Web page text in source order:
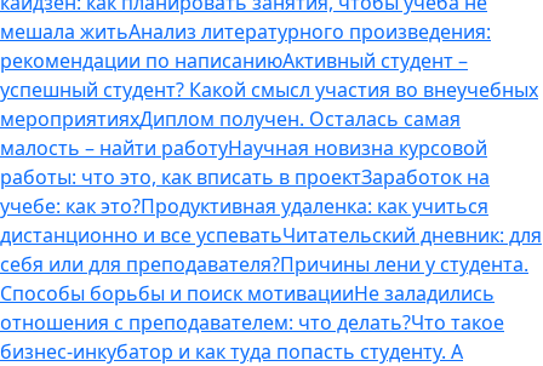
мешала житьАнализ литературного произведения:
рекомендации по написаниюАктивный студент –
успешный студент? Какой смысл участия во внеучебных
мероприятияхДиплом получен. Осталась самая
малость – найти работуНаучная новизна курсовой
работы: что это, как вписать в проектЗаработок на
учебе: как это?Продуктивная удаленка: как учиться
дистанционно и все успеватьЧитательский дневник: для
себя или для преподавателя?Причины лени у студента.
Способы борьбы и поиск мотивацииНе заладились
отношения с преподавателем: что делать?Что такое
бизнес-инкубатор и как туда попасть студенту. А